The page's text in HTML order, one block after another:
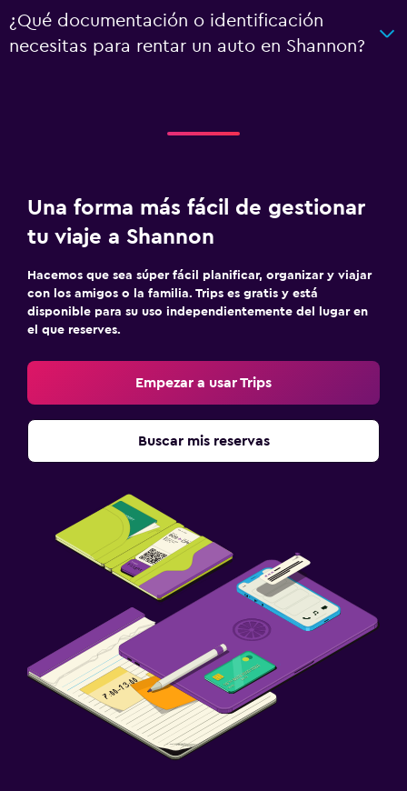
¿Qué documentación o identificación
necesitas para rentar un auto en Shannon?
Una forma más fácil de gestionar
tu viaje a Shannon
Hacemos que sea súper fácil planificar, organizar y viajar
con los amigos o la familia. Trips es gratis y está
disponible para su uso independientemente del lugar en
el que reserves.
Empezar a usar Trips
Buscar mis reservas